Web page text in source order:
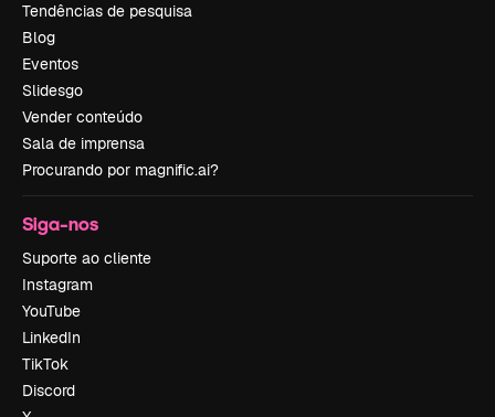
Tendências de pesquisa
Blog
Eventos
Slidesgo
Vender conteúdo
Sala de imprensa
Procurando por magnific.ai?
Siga-nos
Suporte ao cliente
Instagram
YouTube
LinkedIn
TikTok
Discord